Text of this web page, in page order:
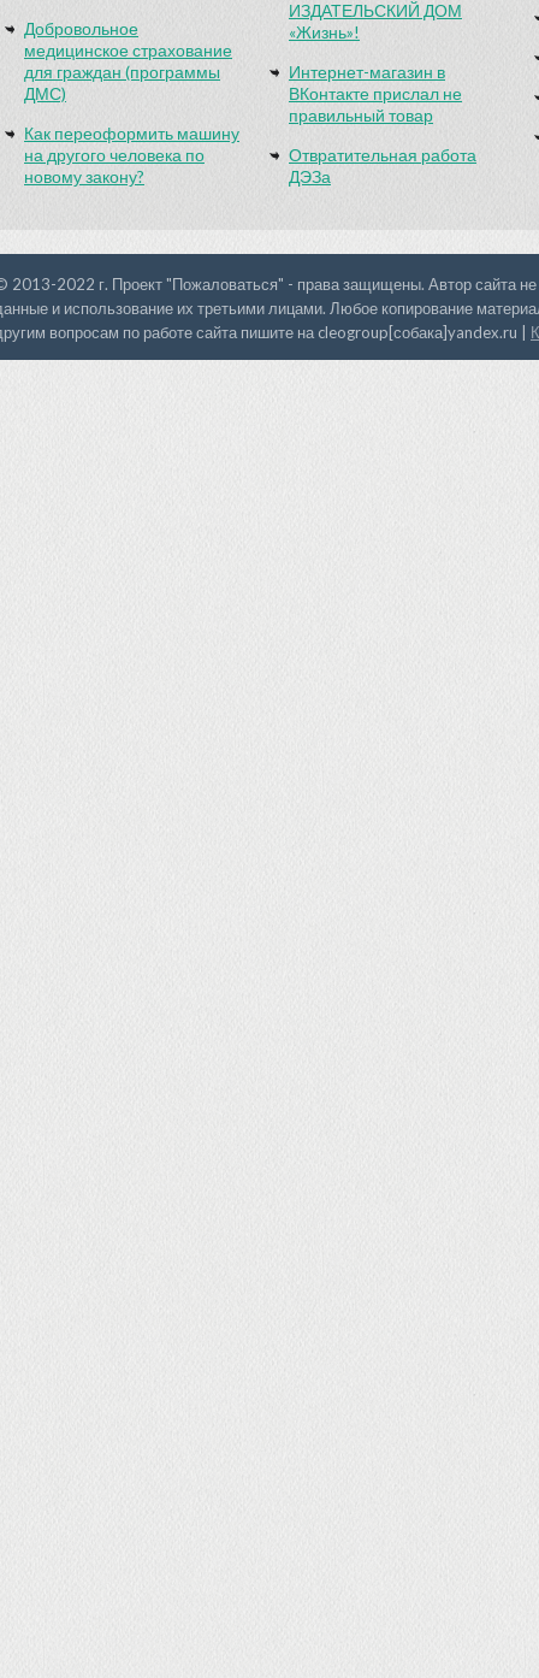
Добровольное
медицинское страхование
для граждан (программы
ДМС)
Как переоформить машину
на другого человека по
новому закону?
ИЗДАТЕЛЬСКИЙ ДОМ
«Жизнь»!
Интернет-магазин в
ВКонтакте прислал не
правильный товар
Отвратительная работа
ДЭЗа
2013-2022 г. Проект "Пожаловаться" - права защищены. Автор сайта не
и использование их третьими лицами. Любое копирование
вопросам по работе сайта пишите на cleogroup[собака]yandex.ru |